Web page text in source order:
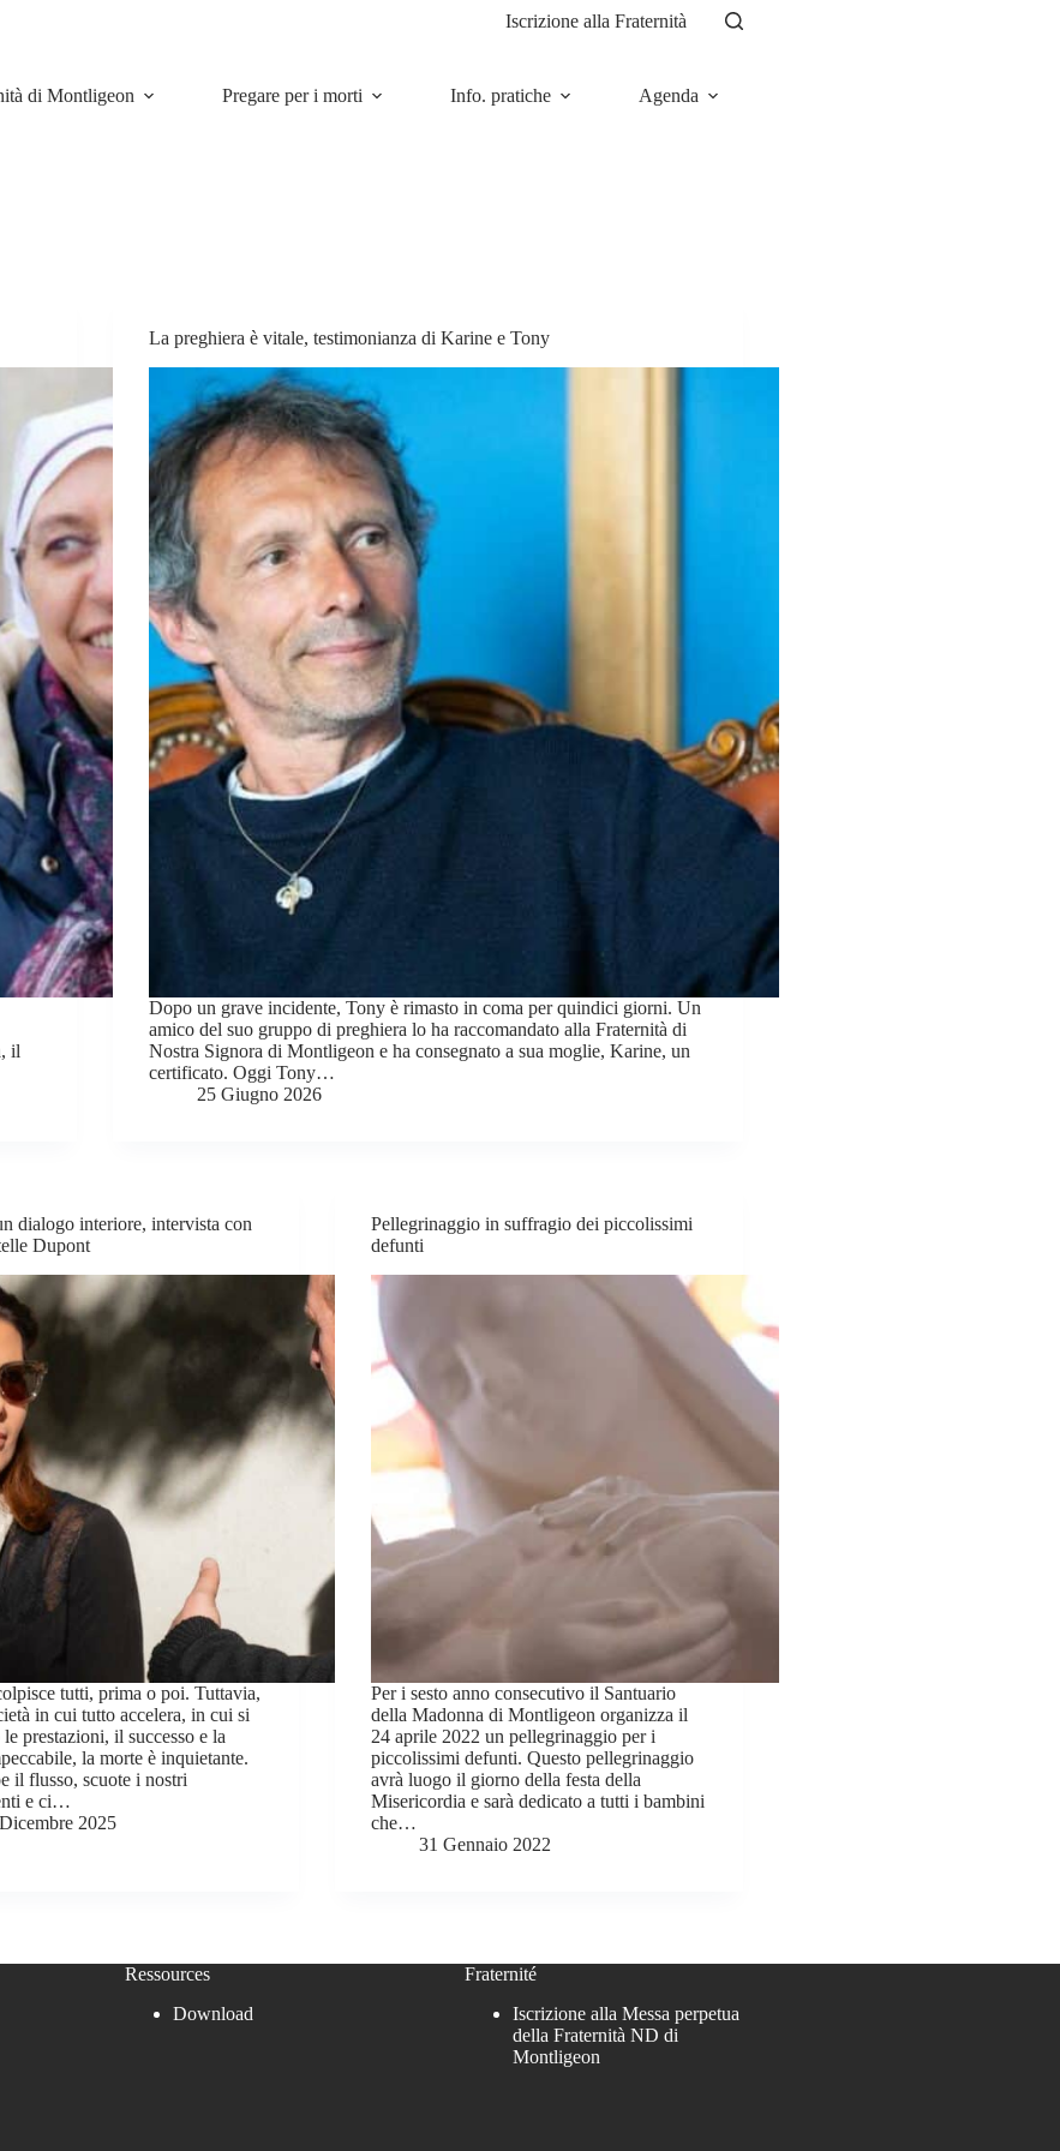
Iscrizione alla Fraternità
di Montligeon Pregare per i morti Info. pratiche Agenda
il
La preghiera è vitale, testimonianza di Karine e Tony
Dopo un grave incidente, Tony è rimasto in coma per quindici giorni. Un
amico del suo gruppo di preghiera lo ha raccomandato alla Fraternità di
Nostra Signora di Montligeon e ha consegnato a sua moglie, Karine, un
certificato. Oggi Tony…
25 Giugno 2026
dialogo interiore, intervista con
Dupont
tutti, prima o poi. Tuttavia,
in cui tutto accelera, in cui si
prestazioni, il successo e la
la morte è inquietante.
il flusso, scuote i nostri
e ci…
2025
Pellegrinaggio in suffragio dei piccolissimi
defunti
Per i sesto anno consecutivo il Santuario
della Madonna di Montligeon organizza il
24 aprile 2022 un pellegrinaggio per i
piccolissimi defunti. Questo pellegrinaggio
avrà luogo il giorno della festa della
Misericordia e sarà dedicato a tutti i bambini
che…
31 Gennaio 2022
Ressources
Download
Fraternité
Iscrizione alla Messa perpetua
della Fraternità ND di
Montligeon